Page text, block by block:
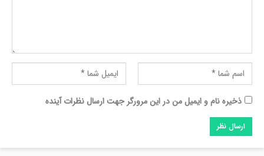
ذخیره نام و ایمیل من در این مرورگر جهت ارسال نظرات آینده